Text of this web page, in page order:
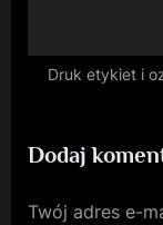
Druk etykiet i
Dodaj
Twój adres e-